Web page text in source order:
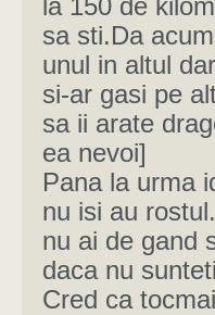
la 150 de
sa sti.Da
unul in altul
si-ar gasi pe
sa ii arate
ea nevoi]
Pana la urma
nu isi au
nu ai de gand
daca nu
Cred ca